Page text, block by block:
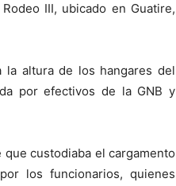
III, ubicado en Guatire,
altura de los hangares del
por efectivos de la GNB y
custodiaba el cargamento
los funcionarios, quienes